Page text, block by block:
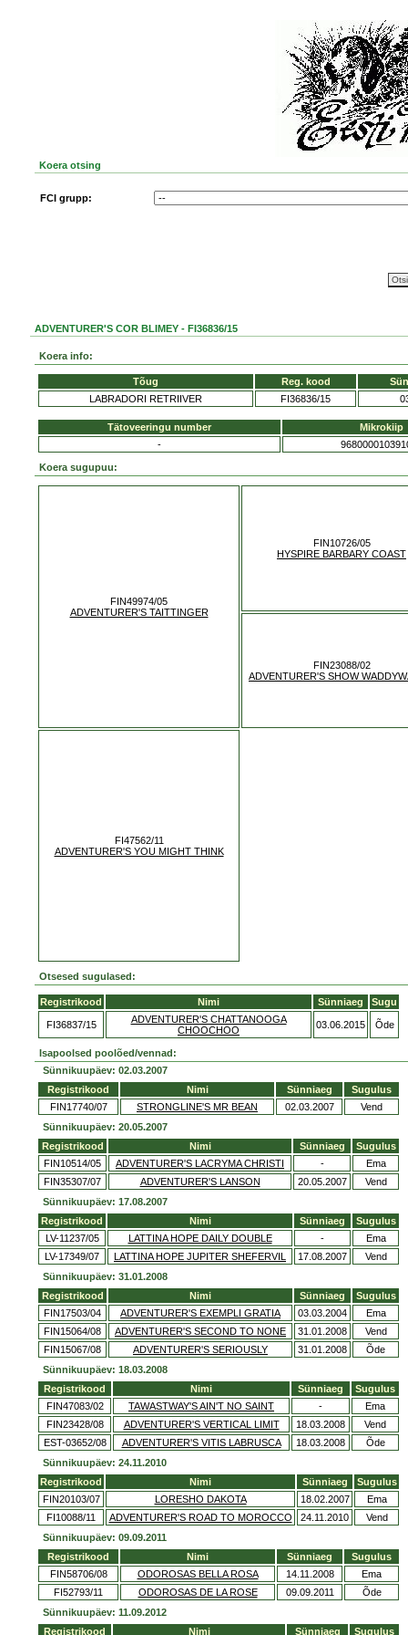
Koera otsing
FCI grupp:
ADVENTURER'S COR BLIMEY - FI36836/15
Koera info:
Tõug Reg. kood
LABRADORI RETRIIVER
FI36836/15
Tätoveeringu number
Mikrokiip
-
Koera sugupuu:
FIN49974/05
ADVENTURER'S TAITTINGER
FIN10726/05
HYSPIRE BARBARY COAST
FIN23088/02
ADVENTURER'S SHOW
FI47562/11
ADVENTURER'S YOU MIGHT THINK
Otsesed sugulased:
Registrikood Nimi Sünniaeg Sugu
FI36837/15
ADVENTURER'S CHATTANOOGA
CHOOCHOO
03.06.2015 Õde
Isapoolsed poolõed/vennad:
Sünnikuupäev: 02.03.2007
Registrikood
Nimi Sünniaeg
Sugulus
FIN17740/07
STRONGLINE'S MR BEAN 02.03.2007
Vend
Sünnikuupäev: 20.05.2007
Registrikood
Nimi Sünniaeg
Sugulus
FIN10514/05
ADVENTURER'S LACRYMA CHRISTI -
Ema
FIN35307/07
ADVENTURER'S LANSON 20.05.2007
Vend
Sünnikuupäev: 17.08.2007
Registrikood
Nimi Sünniaeg
Sugulus
LV-11237/05
LATTINA HOPE DAILY DOUBLE -
Ema
LV-17349/07
LATTINA HOPE JUPITER SHEFERVIL 17.08.2007
Vend
Sünnikuupäev: 31.01.2008
Registrikood
Nimi Sünniaeg
Sugulus
FIN17503/04
ADVENTURER'S EXEMPLI GRATIA 03.03.2004
Ema
FIN15064/08
ADVENTURER'S SECOND TO NONE 31.01.2008
Vend
FIN15067/08
ADVENTURER'S SERIOUSLY 31.01.2008
Õde
Sünnikuupäev: 18.03.2008
Registrikood
Nimi Sünniaeg
Sugulus
FIN47083/02
TAWASTWAY'S AIN'T NO SAINT -
Ema
FIN23428/08
ADVENTURER'S VERTICAL LIMIT 18.03.2008
Vend
EST-03652/08
ADVENTURER'S VITIS LABRUSCA 18.03.2008
Õde
Sünnikuupäev: 24.11.2010
Registrikood
Nimi Sünniaeg
Sugulus
FIN20103/07
LORESHO DAKOTA 18.02.2007
Ema
FI10088/11
ADVENTURER'S ROAD TO MOROCCO 24.11.2010
Vend
Sünnikuupäev: 09.09.2011
Registrikood
Nimi Sünniaeg
Sugulus
FIN58706/08
ODOROSAS BELLA ROSA 14.11.2008
Ema
FI52793/11
ODOROSAS DE LA ROSE 09.09.2011
Õde
Sünnikuupäev: 11.09.2012
Registrikood
Nimi Sünniaeg Sugulus